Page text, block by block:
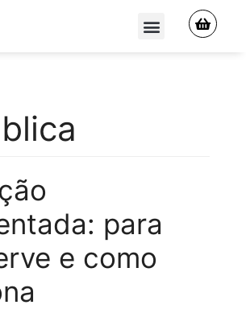
para
e como